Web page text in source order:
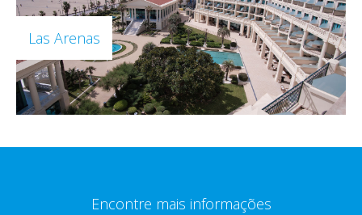
Las Arenas
Encontre mais informações